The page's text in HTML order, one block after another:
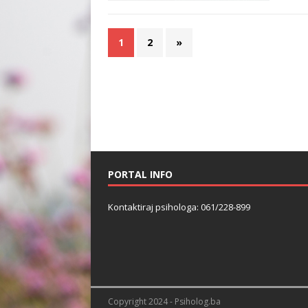
1 2 »
PORTAL INFO
Kontaktiraj psihologa: 061/228-899
Copyright 2024 - Psiholog.ba